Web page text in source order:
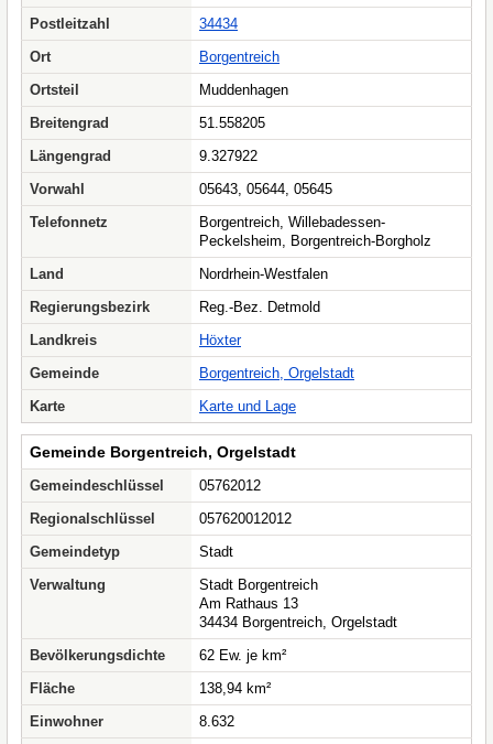
Postleitzahl
34434
Ort
Borgentreich
Ortsteil
Muddenhagen
Breitengrad
51.558205
Längengrad
9.327922
Vorwahl
05643, 05644, 05645
Telefonnetz
Borgentreich, Willebadessen-
Peckelsheim, Borgentreich-Borgholz
Land
Nordrhein-Westfalen
Regierungsbezirk
Reg.-Bez. Detmold
Landkreis
Höxter
Gemeinde
Borgentreich, Orgelstadt
Karte
Karte und Lage
Gemeinde Borgentreich, Orgelstadt
Gemeindeschlüssel
05762012
Regionalschlüssel
057620012012
Gemeindetyp
Stadt
Verwaltung
Stadt Borgentreich
Am Rathaus 13
34434 Borgentreich, Orgelstadt
Bevölkerungsdichte
62 Ew. je km²
Fläche
138,94 km²
Einwohner
8.632